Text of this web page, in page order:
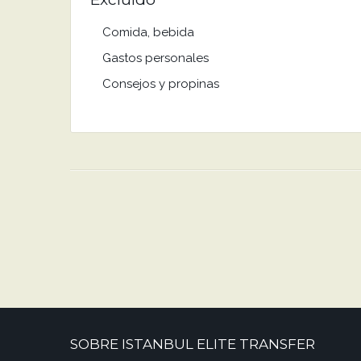
Comida, bebida
Gastos personales
Consejos y propinas
SOBRE ISTANBUL ELITE TRANSFER